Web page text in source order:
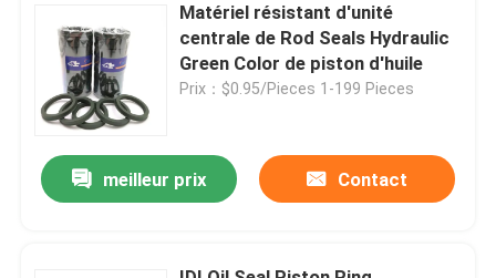
Contactez-nous
Nouvelles
Cas
Kit hydraulique de joint de briseur
Matériel résistant d'unité
centrale de Rod Seals Hydraulic
Green Color de piston d'huile
Prix：$0.95/Pieces 1-199 Pieces
meilleur prix Contact